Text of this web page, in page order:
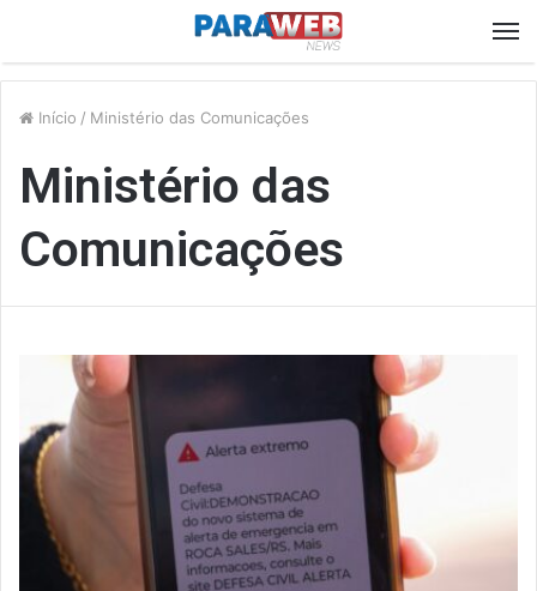
Início / Ministério das Comunicações
Ministério das
Comunicações